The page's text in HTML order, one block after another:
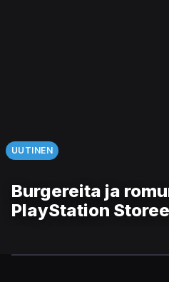
UUTINEN
Burgereita ja
PlayStation